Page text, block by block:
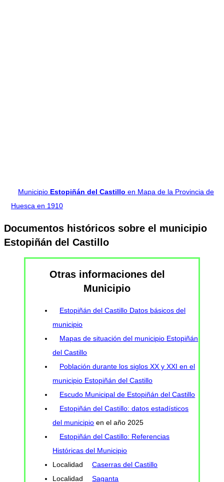
Municipio Estopiñán del Castillo en Mapa de la Provincia de
Huesca en 1910
Documentos históricos sobre el municipio
Estopiñán del Castillo
Otras informaciones del
Municipio
Estopiñán del Castillo Datos básicos del
municipio
Mapas de situación del municipio Estopiñán
del Castillo
Población durante los siglos XX y XXI en el
municipio Estopiñán del Castillo
Escudo Municipal de Estopiñán del Castillo
Estopiñán del Castillo: datos estadísticos
del municipio en el año 2025
Estopiñán del Castillo: Referencias
Históricas del Municipio
Localidad
Caserras del Castillo
Localidad
Saganta